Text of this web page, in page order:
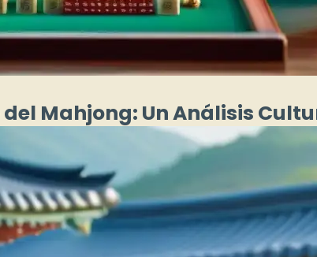
Mahjong: Un Análisis